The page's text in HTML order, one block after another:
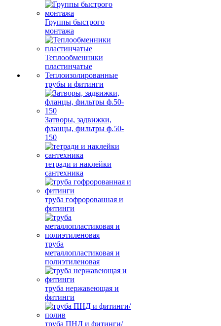
Группы быстрого
монтажа
Теплообменники
пластинчатые
Теплоизолированные
трубы и фитинги
Затворы, задвижки,
фланцы, фильтры ф.50-
150
тетради и наклейки
сантехника
труба гофророванная и
фитинги
труба
металлопластиковая и
полиэтиленовая
труба нержавеющая и
фитинги
труба ПНД и фитинги/